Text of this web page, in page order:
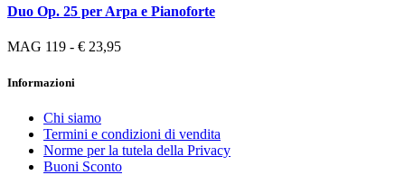
Duo Op. 25 per Arpa e Pianoforte
MAG 119 - € 23,95
Informazioni
Chi siamo
Termini e condizioni di vendita
Norme per la tutela della Privacy
Buoni Sconto